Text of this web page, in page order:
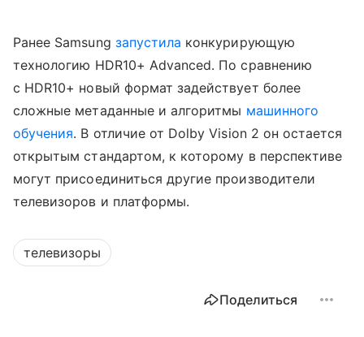
Ранее Samsung запустила конкурирующую
технологию HDR10+ Advanced. По сравнению
с HDR10+ новый формат задействует более
сложные метаданные и алгоритмы машинного
обучения. В отличие от Dolby Vision 2 он остается
открытым стандартом, к которому в перспективе
могут присоединиться другие производители
телевизоров и платформы.
телевизоры
Поделиться